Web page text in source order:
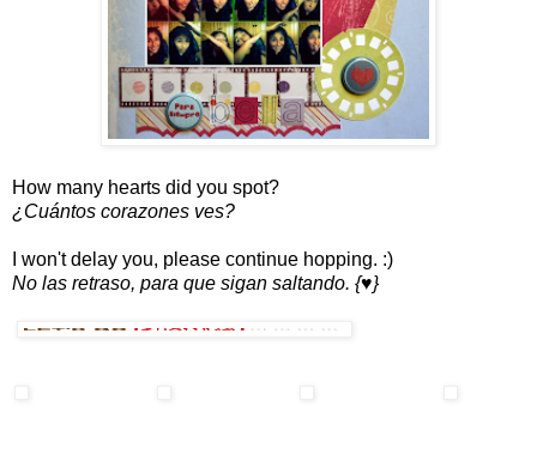
How many hearts did you spot?
¿Cuántos corazones ves?
I won't delay you, please continue hopping. :)
No las retraso, para que sigan saltando. {♥}